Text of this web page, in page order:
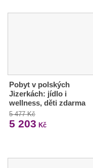
Pobyt v polských
Jizerkách: jídlo i
wellness, děti zdarma
5 477 Kč
5 203 Kč